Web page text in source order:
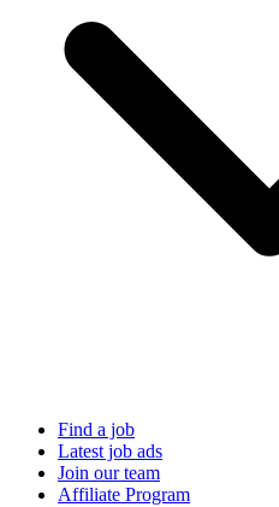
Find a job
Latest job ads
Join our team
Affiliate Program